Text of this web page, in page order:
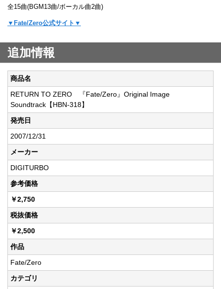
全15曲(BGM13曲/ボーカル曲2曲)
▼Fate/Zero公式サイト▼
追加情報
商品名
RETURN TO ZERO 『Fate/Zero』Original Image
Soundtrack【HBN-318】
発売日
2007/12/31
メーカー
DIGITURBO
参考価格
￥2,750
税抜価格
￥2,500
作品
Fate/Zero
カテゴリ